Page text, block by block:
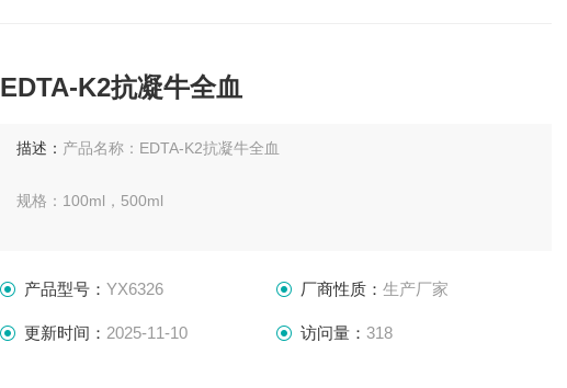
EDTA-K2抗凝牛全血
描述： 产品名称：EDTA-K2抗凝牛全血
规格：100ml，500ml
产品型号：YX6326 厂商性质： 生产厂家
更新时间： 2025-11-10 访问量： 318